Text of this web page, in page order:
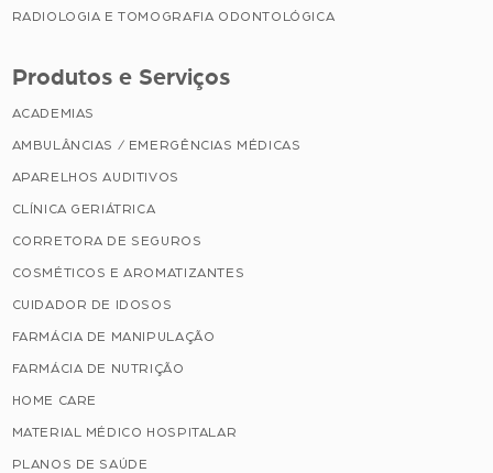
RADIOLOGIA E TOMOGRAFIA ODONTOLÓGICA
Produtos e Serviços
ACADEMIAS
AMBULÂNCIAS / EMERGÊNCIAS MÉDICAS
APARELHOS AUDITIVOS
CLÍNICA GERIÁTRICA
CORRETORA DE SEGUROS
COSMÉTICOS E AROMATIZANTES
CUIDADOR DE IDOSOS
FARMÁCIA DE MANIPULAÇÃO
FARMÁCIA DE NUTRIÇÃO
HOME CARE
MATERIAL MÉDICO HOSPITALAR
PLANOS DE SAÚDE